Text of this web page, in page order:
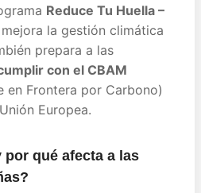
Reduce Tu Huella –
la gestión climática
prepara a las
con el CBAM
en Frontera por Carbono)
Europea.
por qué afecta a las